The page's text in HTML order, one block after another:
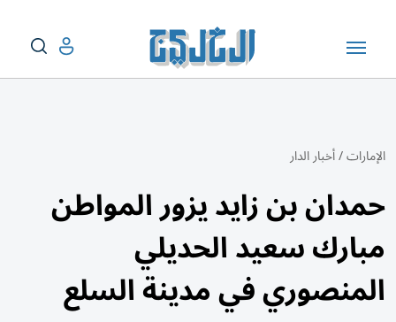
الإمارات/أخبار الدار
حمدان بن زايد يزور المواطن
مبارك سعيد الحديلي
المنصوري في مدينة السلع